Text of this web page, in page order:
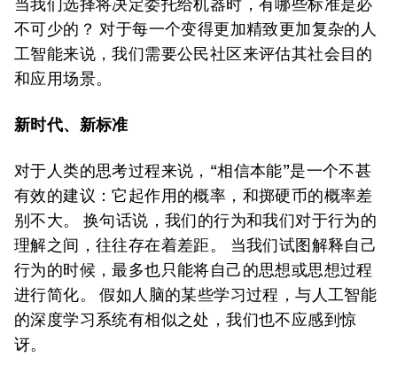
当我们选择将决定委托给机器时，有哪些标准是必
不可少的？ 对于每一个变得更加精致更加复杂的人
工智能来说，我们需要公民社区来评估其社会目的
和应用场景。
新时代、新标准
对于人类的思考过程来说，“相信本能”是一个不甚
有效的建议：它起作用的概率，和掷硬币的概率差
别不大。 换句话说，我们的行为和我们对于行为的
理解之间，往往存在着差距。 当我们试图解释自己
行为的时候，最多也只能将自己的思想或思想过程
进行简化。 假如人脑的某些学习过程，与人工智能
的深度学习系统有相似之处，我们也不应感到惊
讶。